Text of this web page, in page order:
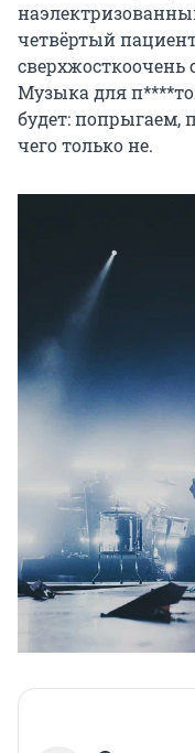
четвёртый
сверхжосткоочень
Музыка для
будет: попрыгаем,
чего только не.